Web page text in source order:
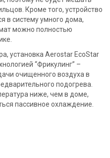
Кроме того, устройство
в систему умного дома,
можно полностью
установка Aerostar EcoStar
“Фрикулинг” –
очищенного воздуха в
подогрева.
ниже, чем в доме,
пассивное охлаждение.